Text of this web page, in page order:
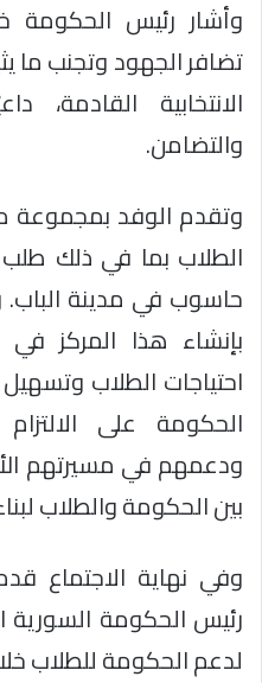
وأشار رئيس الحكومة
تضافر الجهود وتجنب ما
الانتخابية القادمة،
والتضامن.
وتقدم الوفد بمجموعة
الطلاب بما في ذلك
حاسوب في مدينة
بإنشاء هذا المركز
احتياجات الطلاب
الحكومة على
ودعمهم في مسيرتهم
بين الحكومة والطلاب
وفي نهاية الاجتماع
رئيس الحكومة
لدعم الحكومة للطلاب